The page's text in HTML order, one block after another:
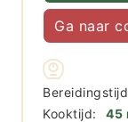
Ga naar
Kooktijd:
45